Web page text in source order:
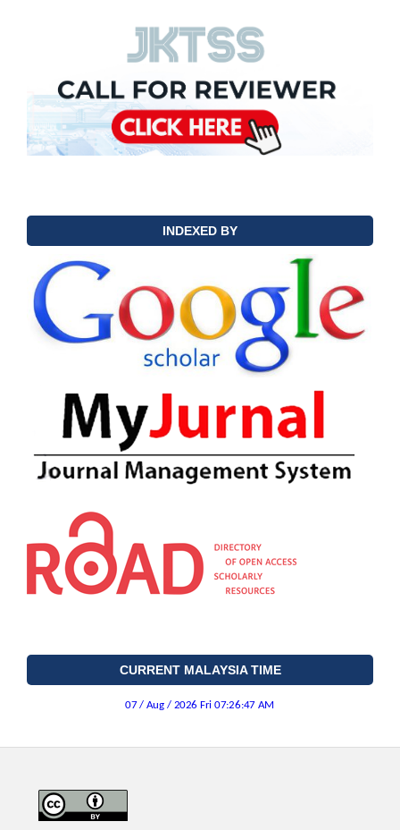
INDEXED BY
CURRENT MALAYSIA TIME